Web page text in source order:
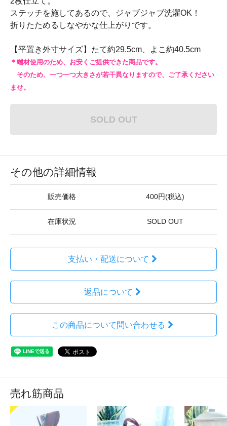
ステッチを施してあるので、ジャブジャブ洗濯OK！
折りたためるしなやかな仕上がりです。
【平置き外寸サイズ】たて約29.5cm、よこ約40.5cm
＊端材使用のため、お安くご提供できた商品です。
そのため、一つ一つ大きさが若干異なりますので、ご了承ください
ませ。
SOLD OUT
その他の詳細情報
販売価格 400円(税込)
在庫状況 SOLD OUT
支払い・配送について
返品について
この商品について問い合わせる
売れ筋商品